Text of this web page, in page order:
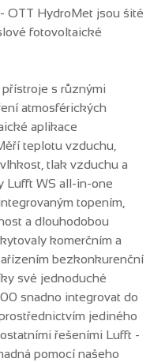
OTT HydroMet jsou šité
fotovoltaické
s různými
atmosférických
aplikace
teplotu vzduchu,
tlak vzduchu a
Lufft WS all-in-one
topením,
a dlouhodobou
komerčním a
bezkonkurenční
své jednoduché
snadno integrovat do
jediného
řešeními Lufft -
pomocí našeho